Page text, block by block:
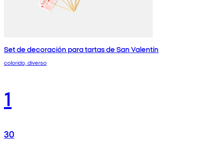
Set de decoración para tartas de San Valentín
colorido, diverso
1
30